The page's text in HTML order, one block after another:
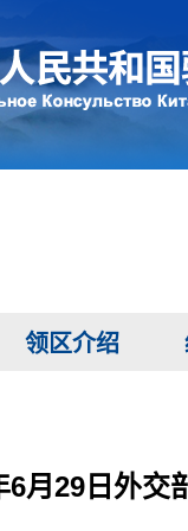
领区介绍
6月29日外交